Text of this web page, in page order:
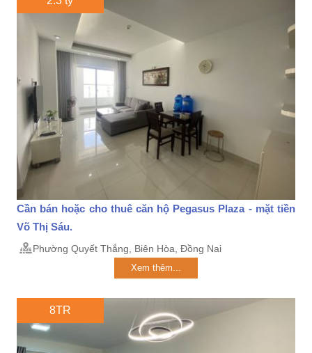
Cần bán hoặc cho thuê căn hộ Pegasus Plaza - mặt tiền
Võ Thị Sáu.
Phường Quyết Thắng, Biên Hòa, Đồng Nai
Xem thêm...
8TR